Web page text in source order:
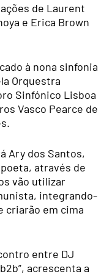
de Laurent
e Erica Brown
à nona sinfonia
Orquestra
Sinfónico Lisboa
Vasco Pearce de
Ary dos Santos,
através de
vão utilizar
integrando-
criarão em cima
entre DJ
acrescenta a